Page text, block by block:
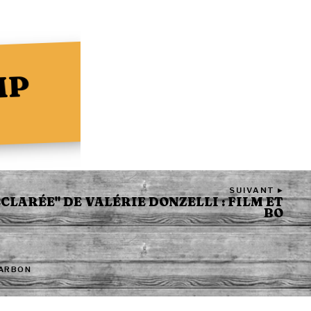
SUIVANT ▸
DE VALÉRIE DONZELLI : FILM ET
BO